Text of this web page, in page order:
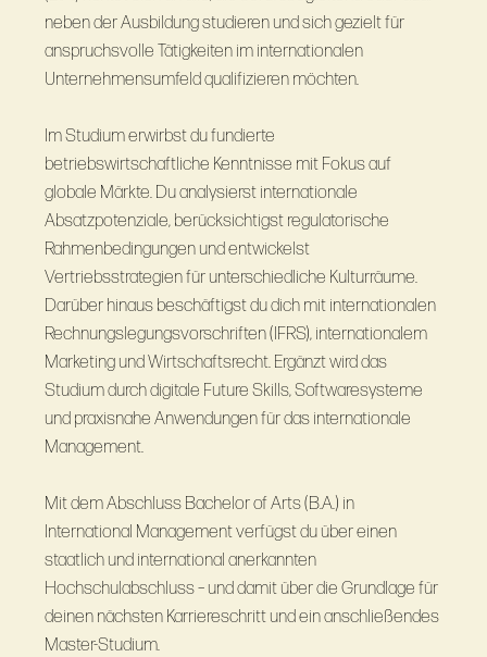
neben der Ausbildung studieren und sich gezielt für
anspruchsvolle Tätigkeiten im internationalen
Unternehmensumfeld qualifizieren möchten.
Im Studium erwirbst du fundierte
betriebswirtschaftliche Kenntnisse mit Fokus auf
globale Märkte. Du analysierst internationale
Absatzpotenziale, berücksichtigst regulatorische
Rahmenbedingungen und entwickelst
Vertriebsstrategien für unterschiedliche Kulturräume.
Darüber hinaus beschäftigst du dich mit internationalen
Rechnungslegungsvorschriften (IFRS), internationalem
Marketing und Wirtschaftsrecht. Ergänzt wird das
Studium durch digitale Future Skills, Softwaresysteme
und praxisnahe Anwendungen für das internationale
Management.
Mit dem Abschluss Bachelor of Arts (B.A.) in
International Management verfügst du über einen
staatlich und international anerkannten
Hochschulabschluss – und damit über die Grundlage für
deinen nächsten Karriereschritt und ein anschließendes
Master-Studium.